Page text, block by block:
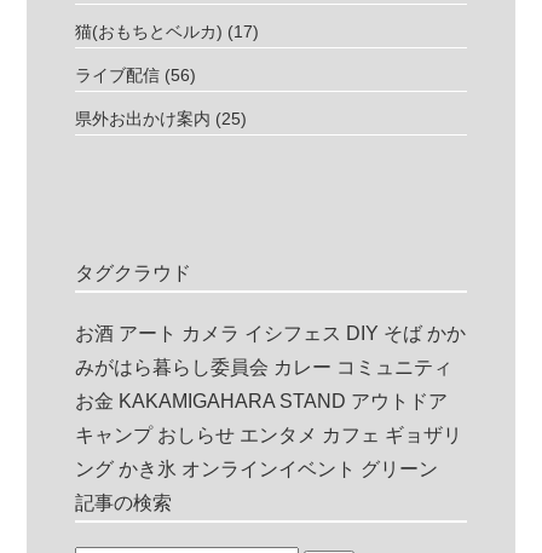
猫(おもちとベルカ) (17)
ライブ配信 (56)
県外お出かけ案内 (25)
タグクラウド
お酒 アート カメラ イシフェス DIY そば かか
みがはら暮らし委員会 カレー コミュニティ
お金 KAKAMIGAHARA STAND アウトドア
キャンプ おしらせ エンタメ カフェ ギョザリ
ング かき氷 オンラインイベント グリーン
記事の検索